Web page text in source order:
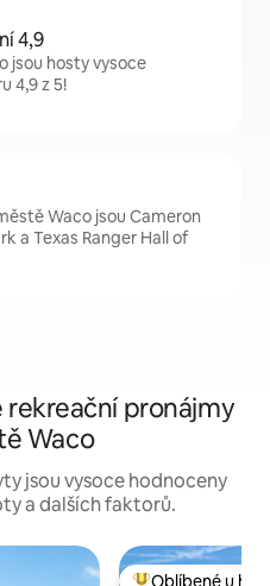
4,9
jsou hosty vysoce
4,9 z 5!
Waco jsou Cameron
a Texas Ranger Hall of
pronájmy
Waco
jsou vysoce hodnoceny
a dalších faktorů.
Oblíbené u